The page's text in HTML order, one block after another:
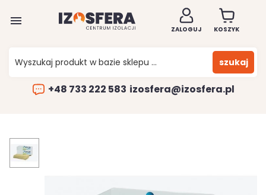

ZALOGUJ KOSZYK
szukaj
+48 733 222 583 izosfera@izosfera.pl